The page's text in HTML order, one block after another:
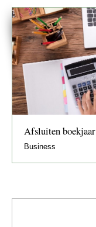
Afsluiten boekjaar
Business